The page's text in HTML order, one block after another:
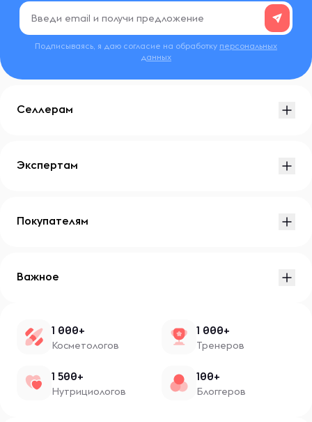
Подписываясь, я даю согласие на обработку персональных
данных
Селлерам
Экспертам
Покупателям
Важное
1 000+
Косметологов
1 000+
Тренеров
1 500+
Нутрициологов
100+
Блоггеров